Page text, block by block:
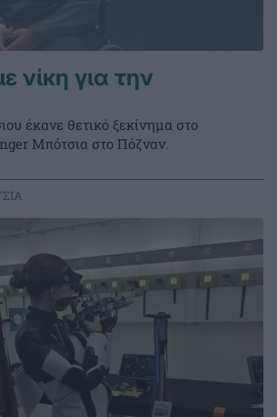
νίκη για την
έκανε θετικό ξεκίνημα στο
Μπότσια στο Πόζναν.